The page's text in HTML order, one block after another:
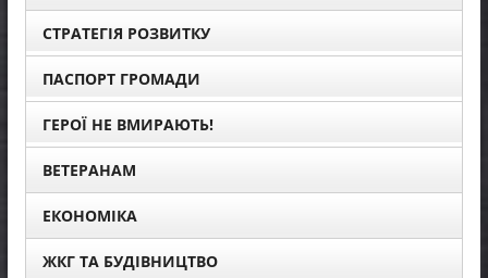
СТРАТЕГІЯ РОЗВИТКУ
ПАСПОРТ ГРОМАДИ
ГЕРОЇ НЕ ВМИРАЮТЬ!
ВЕТЕРАНАМ
ЕКОНОМІКА
ЖКГ ТА БУДІВНИЦТВО